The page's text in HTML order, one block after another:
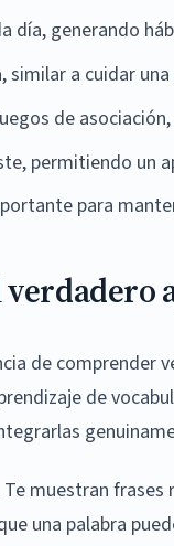
día, generando
a cuidar
de
permitiendo un
para
de comprender
de
muestran
una palabra